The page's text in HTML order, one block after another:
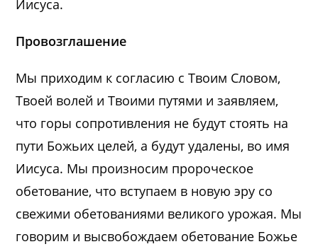
Иисуса.
Провозглашение
Мы приходим к согласию с Твоим Словом,
Твоей волей и Твоими путями и заявляем,
что горы сопротивления не будут стоять на
пути Божьих целей, а будут удалены, во имя
Иисуса. Мы произносим пророческое
обетование, что вступаем в новую эру со
свежими обетованиями великого урожая. Мы
говорим и высвобождаем обетование Божье